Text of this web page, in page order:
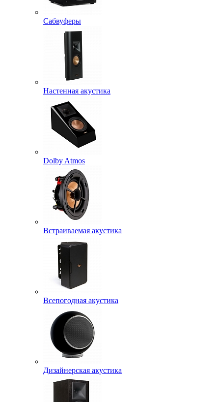
Сабвуферы
Настенная акустика
Dolby Atmos
Встраиваемая акустика
Всепогодная акустика
Дизайнерская акустика